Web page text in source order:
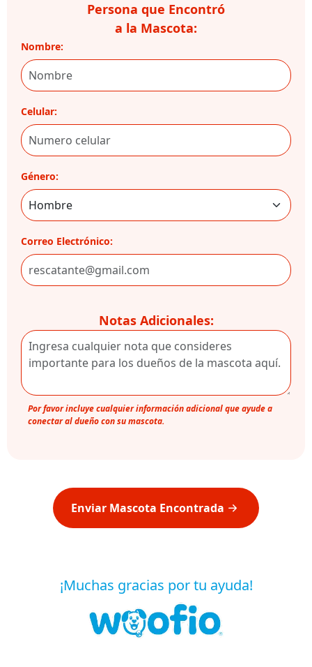
Persona que Encontró
a la Mascota:
Nombre:
Celular:
Género:
Correo Electrónico:
Notas Adicionales:
Por favor incluye cualquier información adicional que ayude a
conectar al dueño con su mascota.
Enviar Mascota Encontrada
¡Muchas gracias por tu ayuda!